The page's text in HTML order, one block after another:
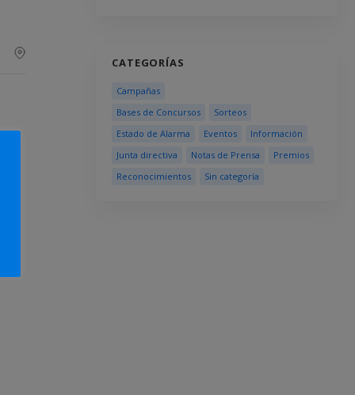
CATEGORÍAS
Campañas
Bases de Concursos
Sorteos
Estado de Alarma
Eventos
Información
Junta directiva
Notas de Prensa
Premios
Reconocimientos
Sin categoría